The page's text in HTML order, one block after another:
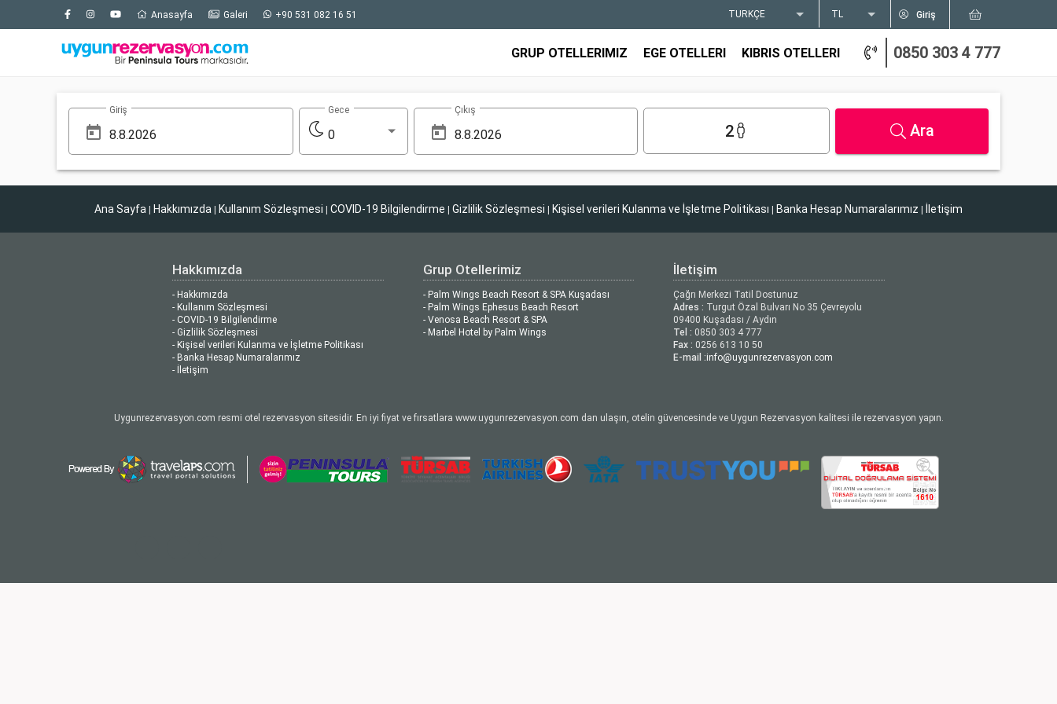
Anasayfa Galeri +90 531 082 16 51 TÜRKÇE TL Giriş
GRUP OTELLERIMIZ EGE OTELLERI KIBRIS OTELLERI 0850 303 4 777
Giriş
0
Gece Çıkış
2 Ara
Ana Sayfa | Hakkımızda | Kullanım Sözleşmesi | COVID-19 Bilgilendirme | Gizlilik Sözleşmesi | Kişisel verileri Kulanma ve İşletme Politikası | Banka Hesap Numaralarımız | İletişim
Hakkımızda
- Hakkımızda
- Kullanım Sözleşmesi
- COVID-19 Bilgilendirme
- Gizlilik Sözleşmesi
- Kişisel verileri Kulanma ve İşletme Politikası
- Banka Hesap Numaralarımız
- İletişim
Grup Otellerimiz
- Palm Wings Beach Resort & SPA Kuşadası
- Palm Wings Ephesus Beach Resort
- Venosa Beach Resort & SPA
- Marbel Hotel by Palm Wings
İletişim
Çağrı Merkezi Tatil Dostunuz
Adres : Turgut Özal Bulvarı No 35 Çevreyolu
09400 Kuşadası / Aydın
Tel : 0850 303 4 777
Fax : 0256 613 10 50
E-mail :info@uygunrezervasyon.com
Uygunrezervasyon.com resmi otel rezervasyon sitesidir. En iyi fiyat ve fırsatlara www.uygunrezervasyon.com dan ulaşın, otelin güvencesinde ve Uygun Rezervasyon kalitesi ile rezervasyon yapın.